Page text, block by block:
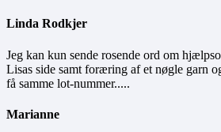
Linda Rodkjer
Jeg kan kun sende rosende ord om
Lisas side samt foræring af et nøgle garn
få samme lot-nummer.....
Marianne